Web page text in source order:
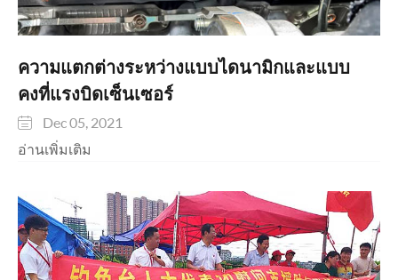
ความแตกต่างระหว่างแบบไดนามิกและแบบ
คงที่แรงบิดเซ็นเซอร์

Dec 05, 2021
อ่านเพิ่มเติม